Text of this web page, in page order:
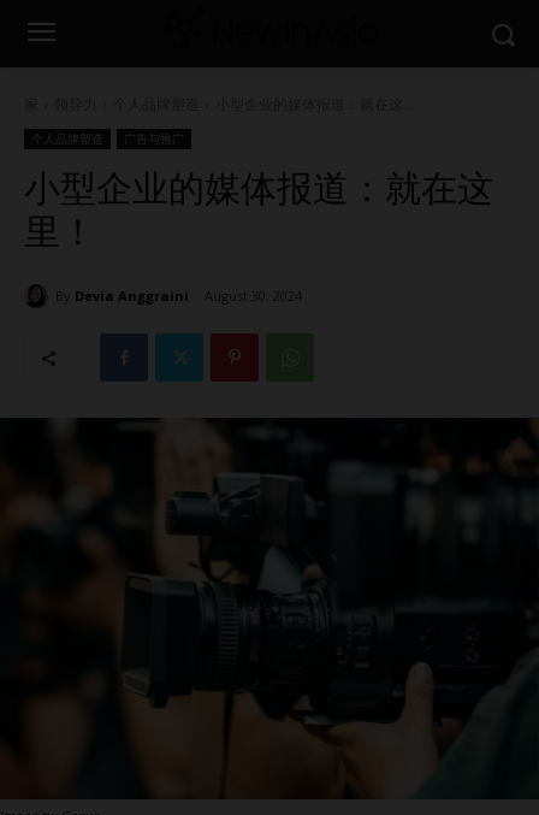
个人品牌塑造 广告与推广
小型企业的媒体报道：就在这
里！
By Devia Anggraini August 30, 2024